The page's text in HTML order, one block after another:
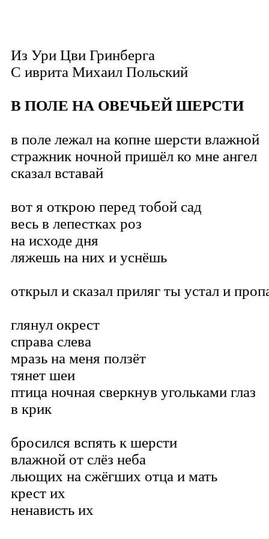
Из Ури Цви Гринберга
С иврита Михаил Польский
В ПОЛЕ НА ОВЕЧЬЕЙ ШЕРСТИ
в поле лежал на копне шерсти влажной
стражник ночной пришёл ко мне ангел
сказал вставай
вот я открою перед тобой сад
весь в лепестках роз
на исходе дня
ляжешь на них и уснёшь
открыл и сказал приляг ты устал и
глянул окрест
справа слева
мразь на меня ползёт
тянет шеи
птица ночная сверкнув угольками глаз
в крик
бросился вспять к шерсти
влажной от слёз неба
льющих на сжёгших отца и мать
крест их
ненависть их